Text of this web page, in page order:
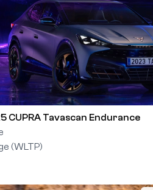
CUPRA Tavascan Endurance
(WLTP)